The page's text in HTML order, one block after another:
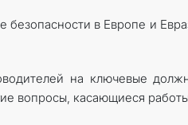
в Европе и
на ключевые
вопросы, касающиеся